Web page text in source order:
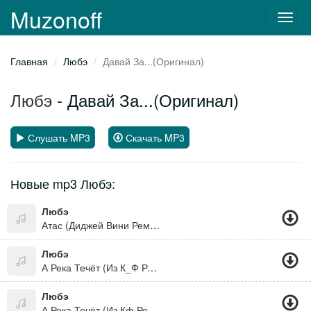
Muzonoff
Главная Любэ Давай За...(Оригинал)
Любэ - Давай За...(Оригинал)
Слушать MP3 Скачать MP3
Новые mp3 Любэ:
Любэ
Атас (Диджей Вини Ремикс)
Любэ
А Река Течёт (Из К_Ф Родные)
Любэ